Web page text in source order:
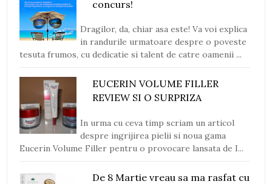
concurs!
Dragilor, da, chiar asa este! Va voi explica
in randurile urmatoare despre o poveste
tesuta frumos, cu dedicatie si talent de catre oamenii ...
EUCERIN VOLUME FILLER
REVIEW SI O SURPRIZA
In urma cu ceva timp scriam un articol
despre ingrijirea pielii si noua gama
Eucerin Volume Filler pentru o provocare lansata de I...
De 8 Martie vreau sa ma rasfat cu